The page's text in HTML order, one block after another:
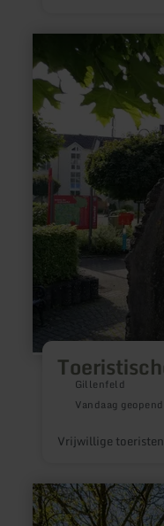
Gillenfeld
Vandaag geopend
Vrijwillige
informatie
over:
Toeristische
informatie
Gillenfeld
meer
informatie
over: